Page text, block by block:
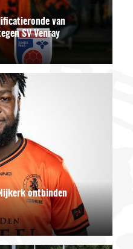
van
SV Venray
ontbinden